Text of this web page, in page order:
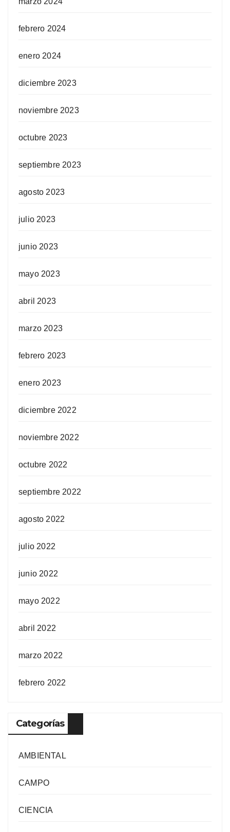
febrero 2024
enero 2024
diciembre 2023
noviembre 2023
octubre 2023
septiembre 2023
agosto 2023
julio 2023
junio 2023
mayo 2023
abril 2023
marzo 2023
febrero 2023
enero 2023
diciembre 2022
noviembre 2022
octubre 2022
septiembre 2022
agosto 2022
julio 2022
junio 2022
mayo 2022
abril 2022
marzo 2022
febrero 2022
Categorías
AMBIENTAL
CAMPO
CIENCIA